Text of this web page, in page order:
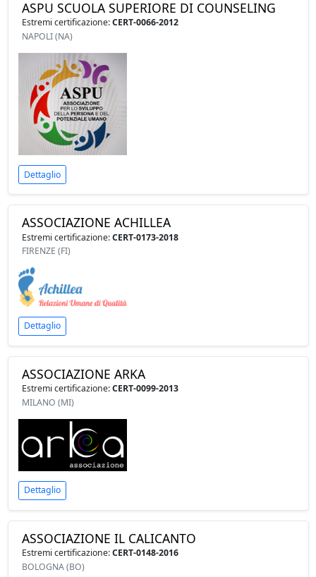
ASPU SCUOLA SUPERIORE DI COUNSELING
Estremi certificazione:CERT-0066-2012
NAPOLI (NA)
Dettaglio
ASSOCIAZIONE ACHILLEA
Estremi certificazione:CERT-0173-2018
FIRENZE (FI)
Dettaglio
ASSOCIAZIONE ARKA
Estremi certificazione:CERT-0099-2013
MILANO (MI)
Dettaglio
ASSOCIAZIONE IL CALICANTO
Estremi certificazione:CERT-0148-2016
BOLOGNA (BO)